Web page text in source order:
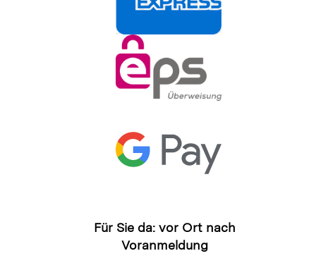
Für Sie da: vor Ort nach
Voranmeldung